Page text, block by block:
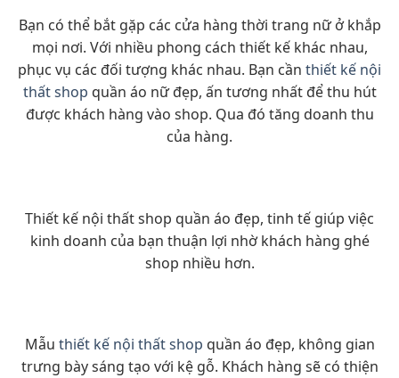
Bạn có thể bắt gặp các cửa hàng thời trang nữ ở khắp
mọi nơi. Với nhiều phong cách thiết kế khác nhau,
phục vụ các đối tượng khác nhau. Bạn cần thiết kế nội
thất shop quần áo nữ đẹp, ấn tương nhất để thu hút
được khách hàng vào shop. Qua đó tăng doanh thu
của hàng.
Thiết kế nội thất shop quần áo đẹp, tinh tế giúp việc
kinh doanh của bạn thuận lợi nhờ khách hàng ghé
shop nhiều hơn.
Mẫu thiết kế nội thất shop quần áo đẹp, không gian
trưng bày sáng tạo với kệ gỗ. Khách hàng sẽ có thiện